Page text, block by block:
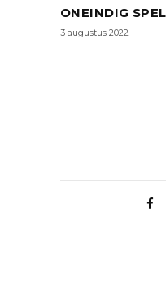
ONEINDIG
3 augustus 2022